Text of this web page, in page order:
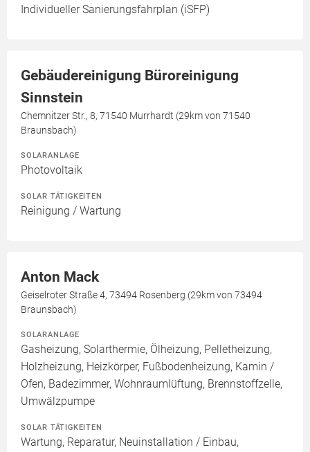
Individueller Sanierungsfahrplan (iSFP)
Gebäudereinigung Büroreinigung
Sinnstein
Chemnitzer Str., 8, 71540 Murrhardt (29km von 71540
Braunsbach)
SOLARANLAGE
Photovoltaik
SOLAR TÄTIGKEITEN
Reinigung / Wartung
Anton Mack
Geiselroter Straße 4, 73494 Rosenberg (29km von 73494
Braunsbach)
SOLARANLAGE
Gasheizung, Solarthermie, Ölheizung, Pelletheizung,
Holzheizung, Heizkörper, Fußbodenheizung, Kamin /
Ofen, Badezimmer, Wohnraumlüftung, Brennstoffzelle,
Umwälzpumpe
SOLAR TÄTIGKEITEN
Wartung, Reparatur, Neuinstallation / Einbau,